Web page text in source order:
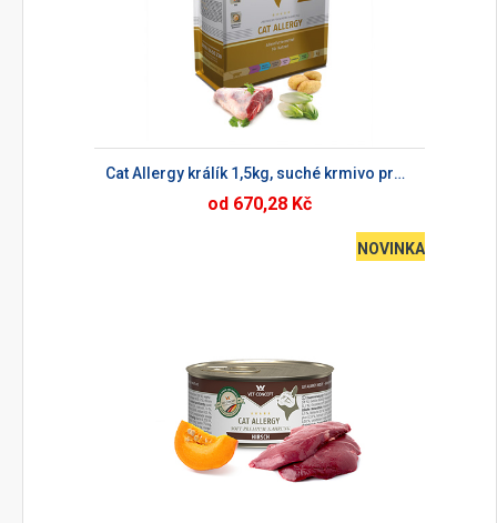
Cat Allergy králík 1,5kg, suché krmivo pro kočky
od 670,28 Kč
NOVINKA